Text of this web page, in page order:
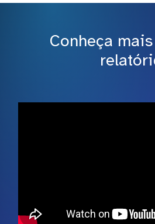
Conheça